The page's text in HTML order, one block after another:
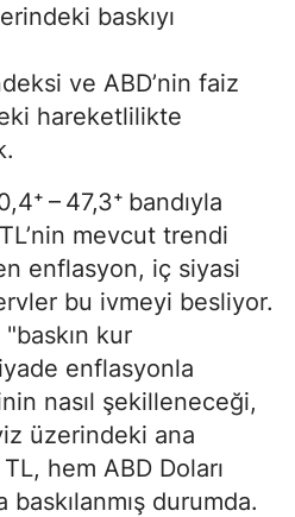
baskıyı
ve ABD’nin faiz
hareketlilikte
– 47,3⁺ bandıyla
mevcut trendi
enflasyon, iç siyasi
bu ivmeyi besliyor.
"baskın kur
enflasyonla
nasıl şekilleneceği,
üzerindeki ana
hem ABD Doları
baskılanmış durumda.